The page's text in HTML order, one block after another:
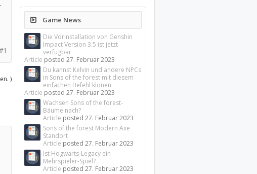
#1
)
Game News
Die Vorinstallation von Genshin
Impact Version 3.5 ist jetzt
verfügbar
Article posted27. Februar 2023
Du kannst Kelvin und andere NPCs
in Sons of the forest mit diesem
einfachen Befehl klonen
Article posted27. Februar 2023
Wachsen Sons of the forest-
Bäume nach?
Article posted27. Februar 2023
Sons of the forest Modern Axe
Standort
Article posted27. Februar 2023
Ist Hogwarts-Legacy ein
Mehrspieler-Spiel?
Article posted27. Februar 2023